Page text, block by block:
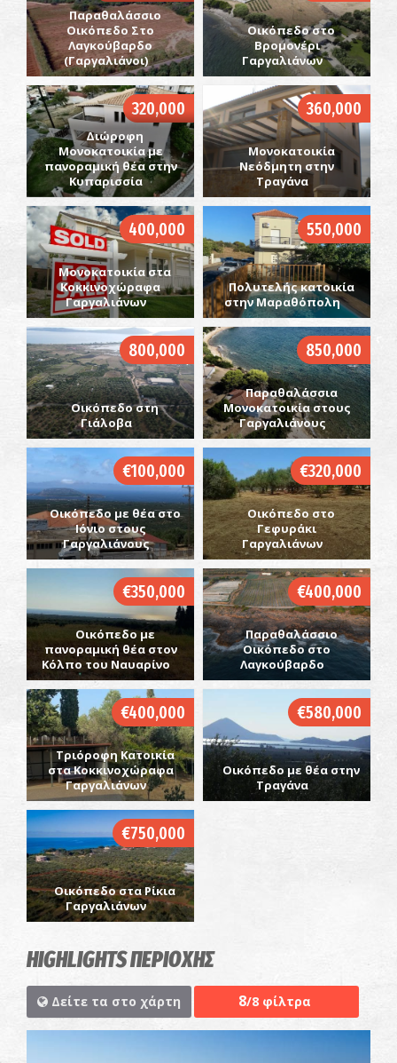
Παραθαλάσσιο
Οικόπεδο Στο
Λαγκούβαρδο
(Γαργαλιάνοι)
Οικόπεδο στο
Βρομονέρι
Γαργαλιάνων
320,000
Διώροφη
Μονοκατοικία με
πανοραμική θέα στην
Κυπαρισσία
360,000
Μονοκατοικία
Νεόδμητη στην
Τραγάνα
400,000
Μονοκατοικία στα
Κοκκινοχώραφα
Γαργαλιάνων
550,000
Πολυτελής κατοικία
στην Μαραθόπολη
800,000
Οικόπεδο στη
Γιάλοβα
850,000
Παραθαλάσσια
Μονοκατοικία στους
Γαργαλιάνους
€100,000
Οικόπεδο με θέα στο
Ιόνιο στους
Γαργαλιάνους
€320,000
Οικόπεδο στο
Γεφυράκι
Γαργαλιάνων
€350,000
Οικόπεδο με
πανοραμική θέα στον
Κόλπο του Ναυαρίνο
€400,000
Παραθαλάσσιο
Οικόπεδο στο
Λαγκούβαρδο
€400,000
Τριόροφη Κατοικία
στα Κοκκινοχώραφα
Γαργαλιάνων
€580,000
Οικόπεδο με θέα στην
Τραγάνα
€750,000
Οικόπεδο στα Ρίκια
Γαργαλιάνων
HIGHLIGHTS ΠΕΡΙΟΧΗΣ
Δείτε τα στο χάρτη 8/8 φίλτρα